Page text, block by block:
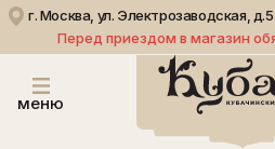
г. Москва, ул. Электрозаводская,
Перед приездом в магазин
меню